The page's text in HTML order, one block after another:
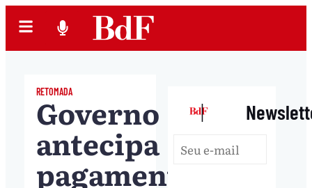
RETOMADA
Governo
antecipa
pagamento
|